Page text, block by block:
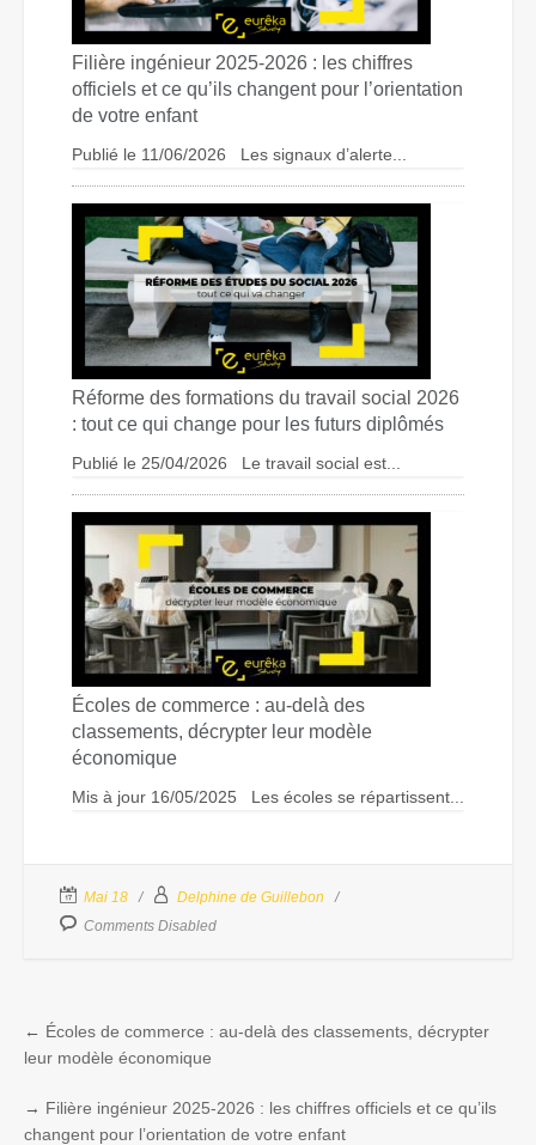
Filière ingénieur 2025-2026 : les chiffres
officiels et ce qu’ils changent pour l’orientation
de votre enfant
Publié le 11/06/2026 Les signaux d’alerte...
Réforme des formations du travail social 2026
: tout ce qui change pour les futurs diplômés
Publié le 25/04/2026 Le travail social est...
Écoles de commerce : au-delà des
classements, décrypter leur modèle
économique
Mis à jour 16/05/2025 Les écoles se répartissent...
Mai 18
Delphine de Guillebon
Comments Disabled
← Écoles de commerce : au-delà des classements, décrypter
leur modèle économique
→ Filière ingénieur 2025-2026 : les chiffres officiels et ce qu’ils
changent pour l’orientation de votre enfant